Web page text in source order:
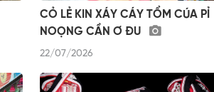
CỎ LẺ KIN XÁY CÁY TỔM CÚA PỈ
NOỌNG CẦN Ơ ĐU
22/07/2026